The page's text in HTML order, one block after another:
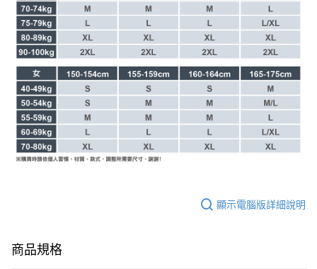
顯示電腦版詳細說明
商品規格